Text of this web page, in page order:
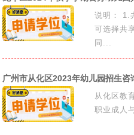
说明： 1.
可选择共
同...
广州市从化区2023年幼儿园招生咨
从化区教
职业成人